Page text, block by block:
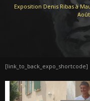
Exposition Denis Ribas à
[link_to_back_expo_shortcode]